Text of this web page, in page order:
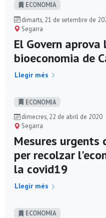
ECONOMIA
dimarts, 21 de setembre de
Segarra
El Govern
bioeconomia de
Llegir més
ECONOMIA
dimecres, 22 de abril de 2020
Segarra
Mesures urgents
per recolzar
la covid19
Llegir més
ECONOMIA